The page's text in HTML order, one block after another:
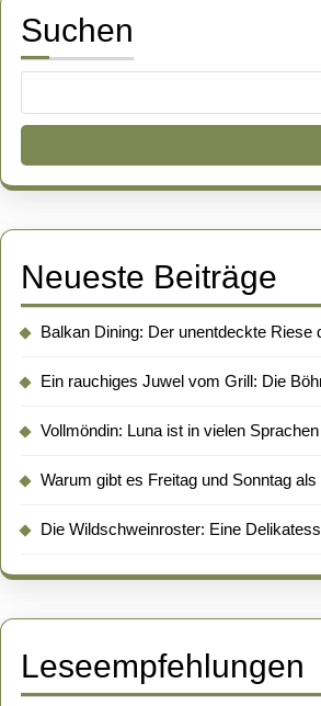
Suchen
Neueste Beiträge
Balkan Dining: Der unentdeckte Riese
Ein rauchiges Juwel vom Grill: Die
Vollmöndin: Luna ist in vielen
Warum gibt es Freitag und Sonntag
Die Wildschweinroster: Eine
Leseempfehlungen